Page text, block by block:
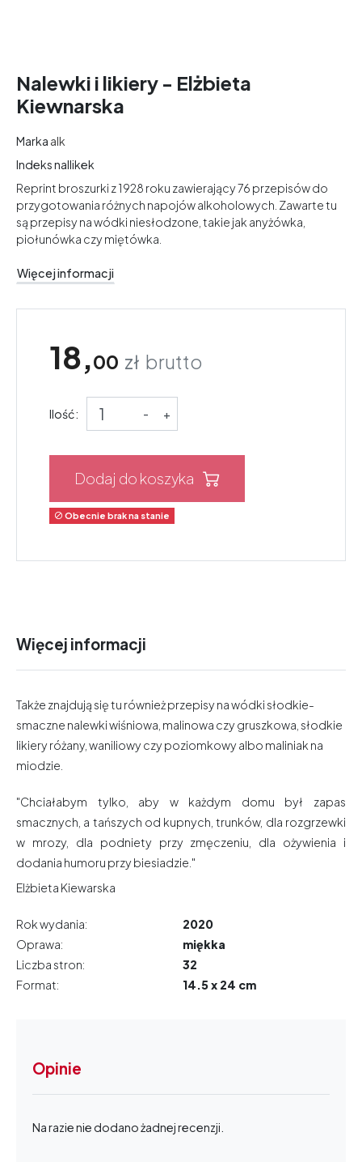
Nalewki i likiery - Elżbieta
Kiewnarska
Marka alk
Indeksnallikek
Reprint broszurki z 1928 roku zawierający 76 przepisów do
przygotowania różnych napojów alkoholowych. Zawarte tu
są przepisy na wódki niesłodzone, takie jak anyżówka,
piołunówka czy miętówka.
Więcej informacji
18,00 zł brutto
Ilość: - +
Dodaj do koszyka
 Obecnie brak na stanie
Więcej informacji
Także znajdują się tu również przepisy na wódki słodkie-
smaczne nalewki wiśniowa, malinowa czy gruszkowa, słodkie
likiery różany, waniliowy czy poziomkowy albo maliniak na
miodzie.
"Chciałabym tylko, aby w każdym domu był zapas
smacznych, a tańszych od kupnych, trunków, dla rozgrzewki
w mrozy, dla podniety przy zmęczeniu, dla ożywienia i
dodania humoru przy biesiadzie."
Elżbieta Kiewarska
Rok wydania:
2020
Oprawa:
miękka
Liczba stron:
32
Format:
14.5 x 24 cm
Opinie
Na razie nie dodano żadnej recenzji.